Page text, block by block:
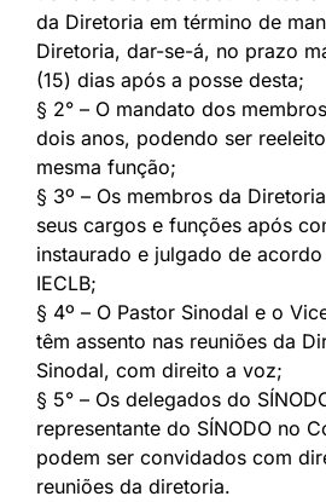
da Diretoria em término de
Diretoria, dar-se-á, no prazo
(15) dias após a posse desta;
§ 2° – O mandato dos
dois anos, podendo ser
mesma função;
§ 3º – Os membros da
seus cargos e funções após
instaurado e julgado de
IECLB;
§ 4º – O Pastor Sinodal e o
têm assento nas reuniões da
Sinodal, com direito a voz;
§ 5° – Os delegados do
representante do SÍNODO no
podem ser convidados com
reuniões da diretoria.